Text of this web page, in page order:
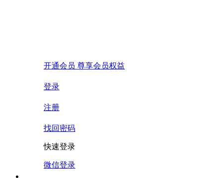
开通会员 尊享会员权益
登录
注册
找回密码
快速登录
微信登录